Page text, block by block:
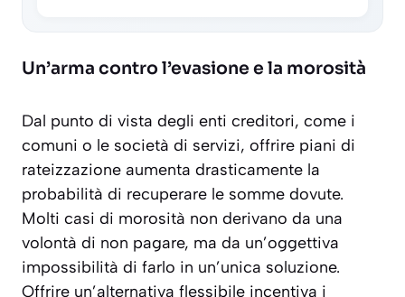
Un’arma contro l’evasione e la morosità
Dal punto di vista degli enti creditori, come i
comuni o le società di servizi, offrire piani di
rateizzazione aumenta drasticamente la
probabilità di recuperare le somme dovute.
Molti casi di morosità non derivano da una
volontà di non pagare, ma da un’oggettiva
impossibilità di farlo in un’unica soluzione.
Offrire un’alternativa flessibile incentiva i